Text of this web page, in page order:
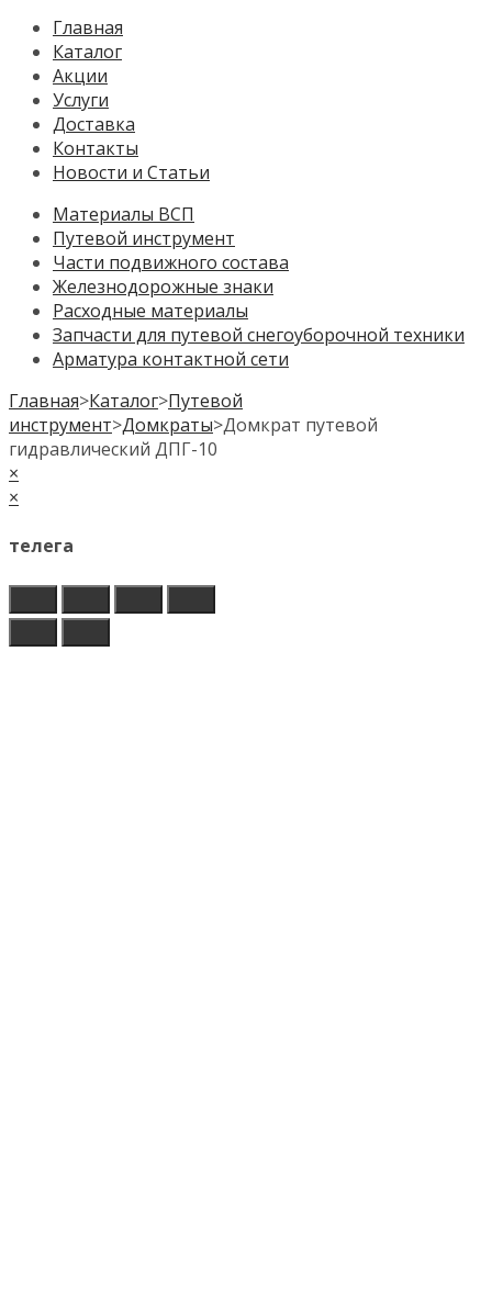
Главная
Каталог
Акции
Услуги
Доставка
Контакты
Новости и Статьи
Материалы ВСП
Путевой инструмент
Части подвижного состава
Железнодорожные знаки
Расходные материалы
Запчасти для путевой снегоуборочной техники
Арматура контактной сети
Главная>Каталог>Путевой
инструмент>Домкраты>Домкрат путевой
гидравлический ДПГ-10
×
×
телега